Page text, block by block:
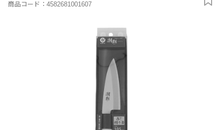
商品コード： 4582681001607